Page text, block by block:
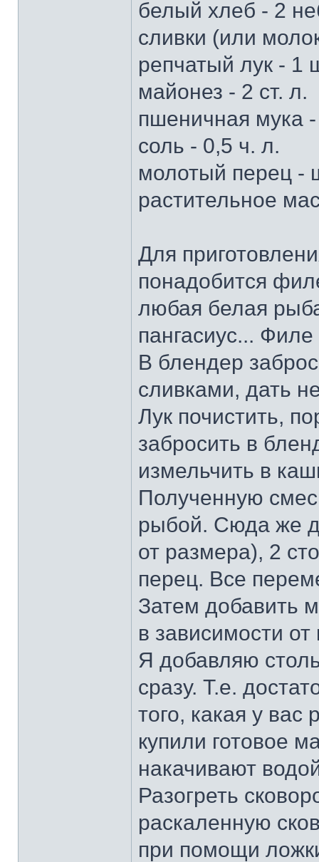
белый хлеб - 2
сливки (или
репчатый лук - 1
майонез - 2 ст. л.
пшеничная мука -
соль - 0,5 ч. л.
молотый перец -
растительное
Для
понадобится
любая белая
пангасиус...
В блендер
сливками, дать
Лук почистить,
забросить в
измельчить в
Полученную
рыбой. Сюда же
от размера), 2
перец. Все
Затем добавить
в зависимости
Я добавляю
сразу. Т.е.
того, какая у
купили готовое
накачивают
Разогреть
раскаленную
при помощи